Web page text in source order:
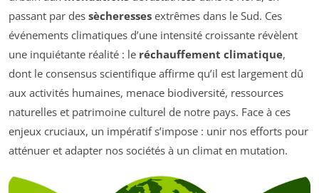
passant par des sècheresses extrêmes dans le Sud. Ces
événements climatiques d’une intensité croissante révèlent
une inquiétante réalité : le réchauffement climatique,
dont le consensus scientifique affirme qu’il est largement dû
aux activités humaines, menace biodiversité, ressources
naturelles et patrimoine culturel de notre pays. Face à ces
enjeux cruciaux, un impératif s’impose : unir nos efforts pour
atténuer et adapter nos sociétés à un climat en mutation.